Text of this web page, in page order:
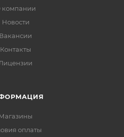
компании
Новости
Вакансии
Контакты
оплаты